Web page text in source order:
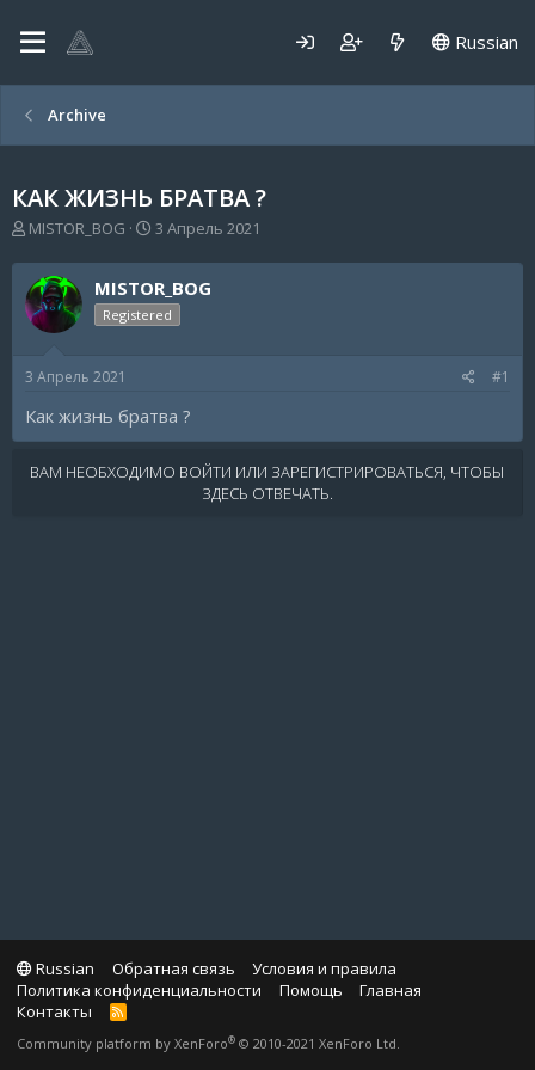
Russian
Archive
КАК ЖИЗНЬ БРАТВА ?
А
т
о
р
м
MISTOR_BOG
Д
т
а
н
а
3 Апрель 2021
MISTOR_BOG
Registered
3 Апрель 2021 #1
Как жизнь братва ?
ВАМ НЕОБХОДИМО ВОЙТИ ИЛИ ЗАРЕГИСТРИРОВАТЬСЯ, ЧТОБЫ
ЗДЕСЬ ОТВЕЧАТЬ.
Russian Обратная связь
Условия и правила
Политика конфиденциальности
Помощь
Главная
Контакты
R
S
Community platform by XenForo® © 2010-2021 XenForo Ltd.